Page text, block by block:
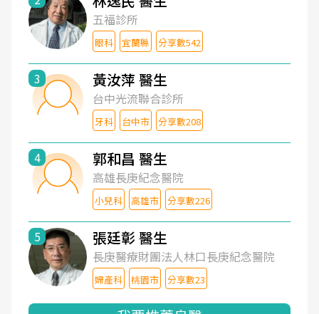
五福診所
眼科 宜蘭縣 分享數542
3 黃汝萍 醫生
台中光流聯合診所
牙科 台中市 分享數208
4 郭和昌 醫生
高雄長庚紀念醫院
小兒科 高雄市 分享數226
5 張廷彰 醫生
長庚醫療財團法人林口長庚紀念醫院
婦產科 桃園市 分享數23